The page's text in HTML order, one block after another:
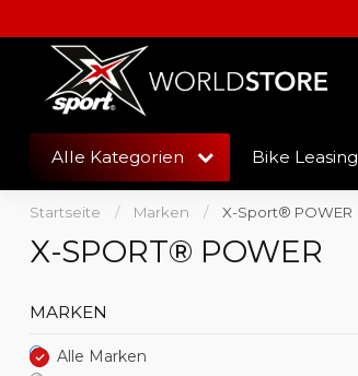
Alle Kategorien Bike Leasing
Startseite / Marken / X-Sport® POWER
X-SPORT® POWER
MARKEN
Alle Marken